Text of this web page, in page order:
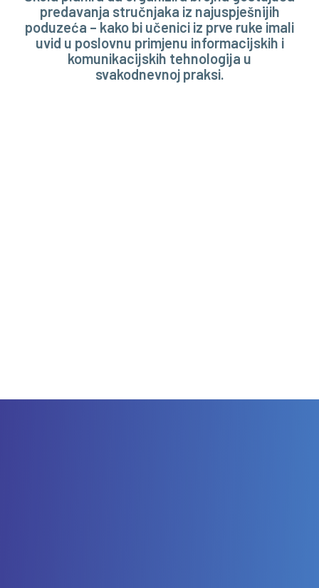
predavanja stručnjaka iz najuspješnijih
poduzeća – kako bi učenici iz prve ruke imali
uvid u poslovnu primjenu informacijskih i
komunikacijskih tehnologija u
svakodnevnoj praksi.